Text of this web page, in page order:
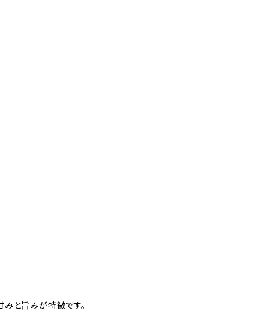
と旨みが特徴です。